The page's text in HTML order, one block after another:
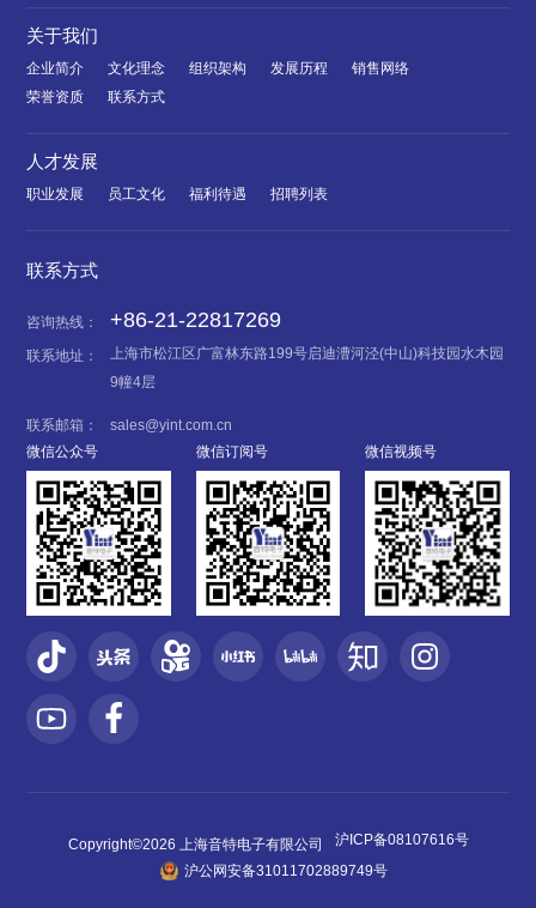
关于我们
企业简介 文化理念 组织架构 发展历程
销售网络
荣誉资质
联系方式
人才发展
职业发展 员工文化 福利待遇 招聘列表
联系方式
咨询热线： +86-21-22817269
联系地址：
上海市松江区广富林东路199号启迪漕河泾(中山)科技园水木园
9幢4层
联系邮箱：
sales@yint.com.cn
微信公众号
微信订阅号 微信视频号
Copyright©2026 上海音特电子有限公司
沪ICP备08107616号
沪公网安备31011702889749号